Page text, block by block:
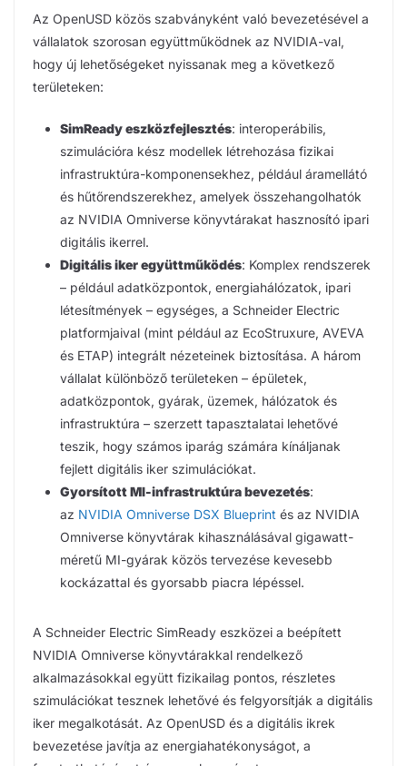
Az OpenUSD közös szabványként való bevezetésével a
vállalatok szorosan együttműködnek az NVIDIA-val,
hogy új lehetőségeket nyissanak meg a következő
területeken:
SimReady eszközfejlesztés: interoperábilis,
szimulációra kész modellek létrehozása fizikai
infrastruktúra-komponensekhez, például áramellátó
és hűtőrendszerekhez, amelyek összehangolhatók
az NVIDIA Omniverse könyvtárakat hasznosító ipari
digitális ikerrel.
Digitális iker együttműködés: Komplex rendszerek
– például adatközpontok, energiahálózatok, ipari
létesítmények – egységes, a Schneider Electric
platformjaival (mint például az EcoStruxure, AVEVA
és ETAP) integrált nézeteinek biztosítása. A három
vállalat különböző területeken – épületek,
adatközpontok, gyárak, üzemek, hálózatok és
infrastruktúra – szerzett tapasztalatai lehetővé
teszik, hogy számos iparág számára kínáljanak
fejlett digitális iker szimulációkat.
Gyorsított MI-infrastruktúra bevezetés:
az NVIDIA Omniverse DSX Blueprint és az NVIDIA
Omniverse könyvtárak kihasználásával gigawatt-
méretű MI-gyárak közös tervezése kevesebb
kockázattal és gyorsabb piacra lépéssel.
A Schneider Electric SimReady eszközei a beépített
NVIDIA Omniverse könyvtárakkal rendelkező
alkalmazásokkal együtt fizikailag pontos, részletes
szimulációkat tesznek lehetővé és felgyorsítják a digitális
iker megalkotását. Az OpenUSD és a digitális ikrek
bevezetése javítja az energiahatékonyságot, a